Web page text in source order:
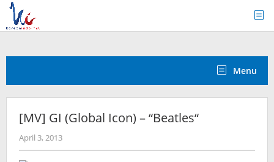
Skip
content
Menu
[MV] GI (Global Icon) – “Beatles“
April 3, 2013by
Koreanindo